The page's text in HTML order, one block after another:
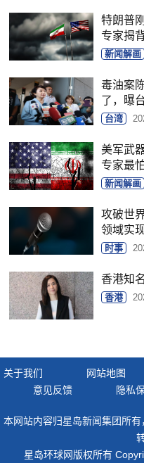
特朗普
专家揭
新闻解画
毒油案
了，曝
台湾
美军武
专家最
新闻解画
攻破世
领域实
时事
香港知
香港
关于我们 网站地图
意见反馈
隐私
本网站内容归星岛新闻集团所
星岛环球网版权所有